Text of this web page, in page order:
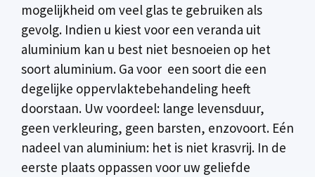
mogelijkheid om veel glas te gebruiken als
gevolg. Indien u kiest voor een veranda uit
aluminium kan u best niet besnoeien op het
soort aluminium. Ga voor een soort die een
degelijke oppervlaktebehandeling heeft
doorstaan. Uw voordeel: lange levensduur,
geen verkleuring, geen barsten, enzovoort. Eén
nadeel van aluminium: het is niet krasvrij. In de
eerste plaats oppassen voor uw geliefde